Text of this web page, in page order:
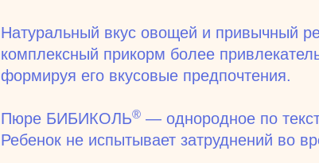
Натуральный вкус овощей и привычный
комплексный прикорм более
формируя его вкусовые предпочтения.
Пюре БИБИКОЛЬ® — однородное по
Ребенок не испытывает затруднений во